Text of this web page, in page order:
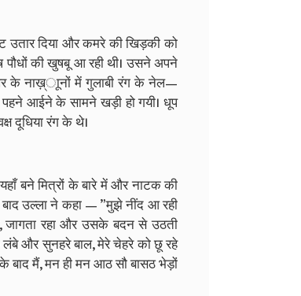
दिया और कमरे की खिड़की को
पौधों की खुषबू आ रही थी। उसने अपने
के नाख़्ाूनों में गुलाबी रंग के नेल—
आईने के सामने खड़ी हो गयी। धूप
दूधिया रंग के थे।
बने मित्रों के बारे में और नाटक की
उल्ला ने कहा — ”मुझे नींद आ रही
जागता रहा और उसके बदन से उठती
और सुनहरे बाल, मेरे चेहरे को छू रहे
बाद मैं, मन ही मन आठ सौ बासठ भेड़ों